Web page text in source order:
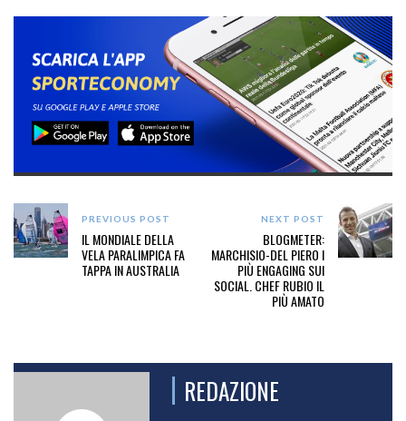
PREVIOUS POST
IL MONDIALE DELLA
VELA PARALIMPICA FA
TAPPA IN AUSTRALIA
NEXT POST
BLOGMETER:
MARCHISIO-DEL PIERO I
PIÙ ENGAGING SUI
SOCIAL. CHEF RUBIO IL
PIÙ AMATO
REDAZIONE